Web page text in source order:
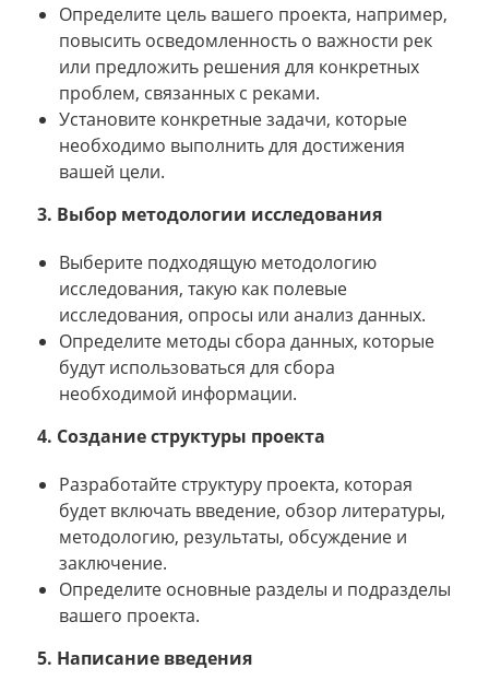
Определите цель вашего проекта, например,
повысить осведомленность о важности рек
или предложить решения для конкретных
проблем, связанных с реками.
Установите конкретные задачи, которые
необходимо выполнить для достижения
вашей цели.
3. Выбор методологии исследования
Выберите подходящую методологию
исследования, такую как полевые
исследования, опросы или анализ данных.
Определите методы сбора данных, которые
будут использоваться для сбора
необходимой информации.
4. Создание структуры проекта
Разработайте структуру проекта, которая
будет включать введение, обзор литературы,
методологию, результаты, обсуждение и
заключение.
Определите основные разделы и подразделы
вашего проекта.
5. Написание введения